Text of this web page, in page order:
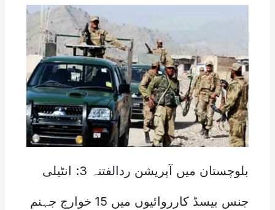
بلوچستان میں آپریشن ردالفتنہ 3: انٹیلی
جنس بیسڈ کارروائیوں میں 15 خوارج جہنم